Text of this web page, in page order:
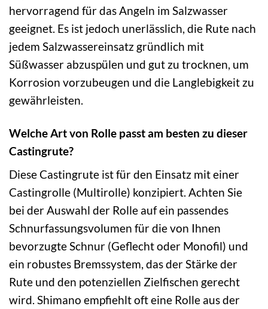
hervorragend für das Angeln im Salzwasser
geeignet. Es ist jedoch unerlässlich, die Rute nach
jedem Salzwassereinsatz gründlich mit
Süßwasser abzuspülen und gut zu trocknen, um
Korrosion vorzubeugen und die Langlebigkeit zu
gewährleisten.
Welche Art von Rolle passt am besten zu dieser
Castingrute?
Diese Castingrute ist für den Einsatz mit einer
Castingrolle (Multirolle) konzipiert. Achten Sie
bei der Auswahl der Rolle auf ein passendes
Schnurfassungsvolumen für die von Ihnen
bevorzugte Schnur (Geflecht oder Monofil) und
ein robustes Bremssystem, das der Stärke der
Rute und den potenziellen Zielfischen gerecht
wird. Shimano empfiehlt oft eine Rolle aus der